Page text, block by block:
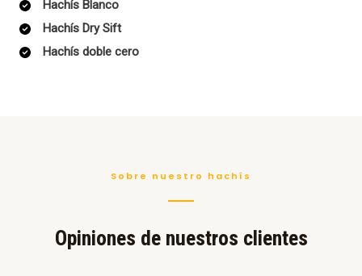
Hachís Blanco
Hachís Dry Sift
Hachís doble cero
Sobre nuestro hachís
Opiniones de nuestros clientes